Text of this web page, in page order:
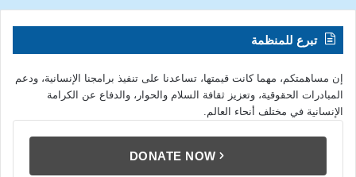
تبرع للمنظمة
إن مساهمتكم، مهما كانت قيمتها، تساعدنا على تنفيذ برامجنا الإنسانية، ودعم
المبادرات الحقوقية، وتعزيز ثقافة السلام والحوار، والدفاع عن الكرامة
الإنسانية في مختلف أنحاء العالم.
DONATE NOW